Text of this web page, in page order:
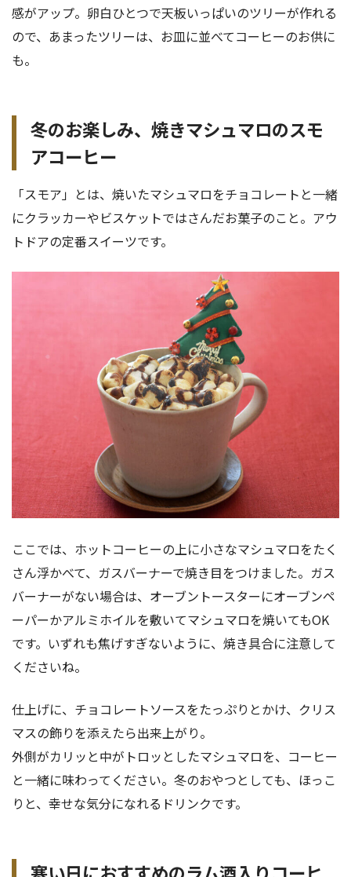
感がアップ。卵白ひとつで天板いっぱいのツリーが作れる
ので、あまったツリーは、お皿に並べてコーヒーのお供に
も。
冬のお楽しみ、焼きマシュマロのスモ
アコーヒー
「スモア」とは、焼いたマシュマロをチョコレートと一緒
にクラッカーやビスケットではさんだお菓子のこと。アウ
トドアの定番スイーツです。
ここでは、ホットコーヒーの上に小さなマシュマロをたく
さん浮かべて、ガスバーナーで焼き目をつけました。ガス
バーナーがない場合は、オーブントースターにオーブンペ
ーパーかアルミホイルを敷いてマシュマロを焼いてもOK
です。いずれも焦げすぎないように、焼き具合に注意して
くださいね。
仕上げに、チョコレートソースをたっぷりとかけ、クリス
マスの飾りを添えたら出来上がり。
外側がカリッと中がトロッとしたマシュマロを、コーヒー
と一緒に味わってください。冬のおやつとしても、ほっこ
りと、幸せな気分になれるドリンクです。